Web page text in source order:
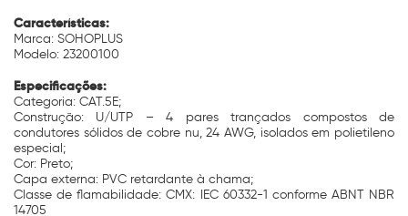
Características:
Marca: SOHOPLUS
Modelo: 23200100
Especificações:
Categoria: CAT.5E;
Construção: U/UTP – 4 pares trançados compostos de
condutores sólidos de cobre nu, 24 AWG, isolados em polietileno
especial;
Cor: Preto;
Capa externa: PVC retardante à chama;
Classe de flamabilidade: CMX: IEC 60332-1 conforme ABNT NBR
14705